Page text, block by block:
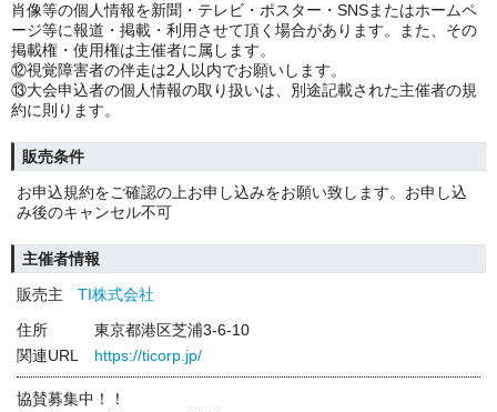
肖像等の個人情報を新聞・テレビ・ポスター・SNSまたはホームペ
ージ等に報道・掲載・利用させて頂く場合があります。また、その
掲載権・使用権は主催者に属します。
⑫視覚障害者の伴走は2人以内でお願いします。
⑬大会申込者の個人情報の取り扱いは、別途記載された主催者の規
約に則ります。
販売条件
お申込規約をご確認の上お申し込みをお願い致します。お申し込
み後のキャンセル不可
主催者情報
販売主
TI株式会社
住所
東京都港区芝浦3-6-10
関連URL
https://ticorp.jp/
協賛募集中！！